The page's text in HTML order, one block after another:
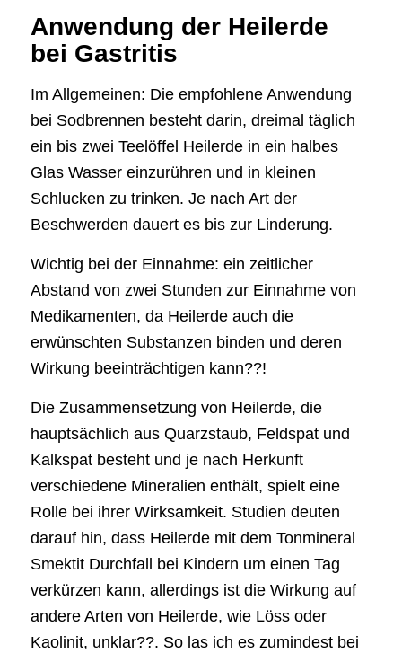
Anwendung der Heilerde
bei Gastritis
Im Allgemeinen: Die empfohlene Anwendung
bei Sodbrennen besteht darin, dreimal täglich
ein bis zwei Teelöffel Heilerde in ein halbes
Glas Wasser einzurühren und in kleinen
Schlucken zu trinken. Je nach Art der
Beschwerden dauert es bis zur Linderung.
Wichtig bei der Einnahme: ein zeitlicher
Abstand von zwei Stunden zur Einnahme von
Medikamenten, da Heilerde auch die
erwünschten Substanzen binden und deren
Wirkung beeinträchtigen kann??!
Die Zusammensetzung von Heilerde, die
hauptsächlich aus Quarzstaub, Feldspat und
Kalkspat besteht und je nach Herkunft
verschiedene Mineralien enthält, spielt eine
Rolle bei ihrer Wirksamkeit. Studien deuten
darauf hin, dass Heilerde mit dem Tonmineral
Smektit Durchfall bei Kindern um einen Tag
verkürzen kann, allerdings ist die Wirkung auf
andere Arten von Heilerde, wie Löss oder
Kaolinit, unklar??. So las ich es zumindest bei